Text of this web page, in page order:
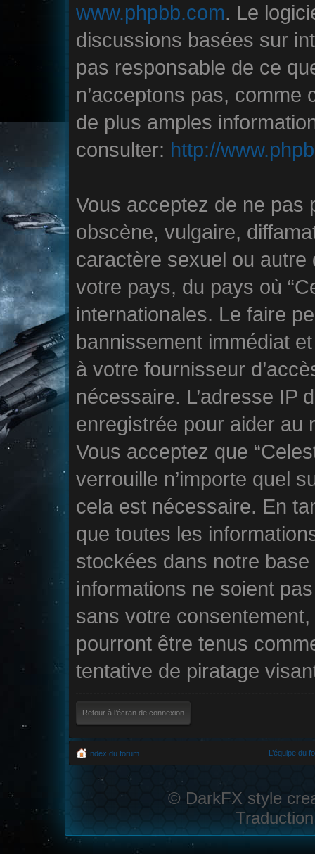
www.phpbb.com. Le
discussions basées sur
pas responsable de ce
n’acceptons pas,
de plus amples
consulter: http://
Vous acceptez de ne pas
obscène, vulgaire,
caractère sexuel ou
votre pays, du pays où
internationales. Le faire
bannissement immédiat
à votre fournisseur
nécessaire. L’adresse IP
enregistrée pour aider au
Vous acceptez que
verrouille n’importe quel
cela est nécessaire. En
que toutes les
stockées dans notre
informations ne soient
sans votre consentement,
pourront être tenus
tentative de piratage
Retour à l’écran de connexion
Index du forum L’équipe du
© DarkFX style